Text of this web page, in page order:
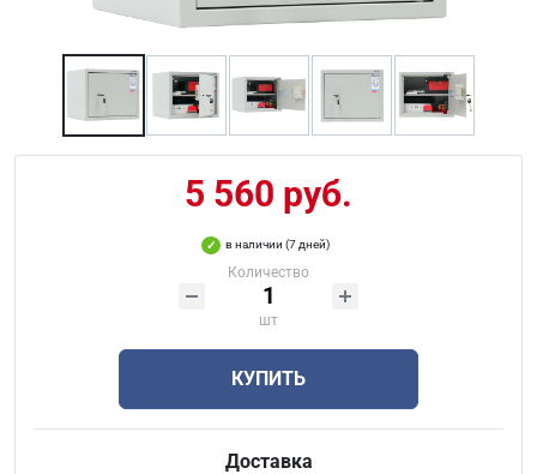
5 560 руб.
в наличии (7 дней)
Количество
шт
КУПИТЬ
Доставка